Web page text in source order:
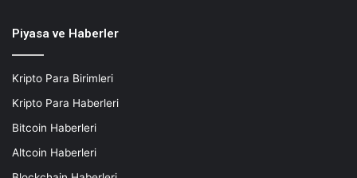
Piyasa ve Haberler
Kripto Para Birimleri
Kripto Para Haberleri
Bitcoin Haberleri
Altcoin Haberleri